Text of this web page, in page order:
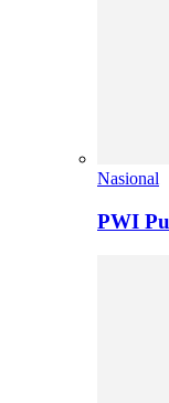
Nasional
PWI